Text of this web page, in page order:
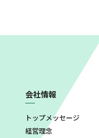
会社情報
トップメッセージ
経営理念